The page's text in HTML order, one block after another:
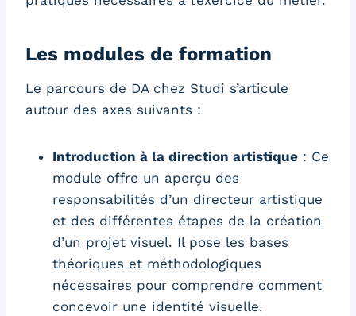
Les modules de formation
Le parcours de DA chez Studi s’articule
autour des axes suivants :
Introduction à la direction artistique : Ce
module offre un aperçu des
responsabilités d’un directeur artistique
et des différentes étapes de la création
d’un projet visuel. Il pose les bases
théoriques et méthodologiques
nécessaires pour comprendre comment
concevoir une identité visuelle.